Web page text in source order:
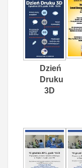
Dzień
Druku
3D